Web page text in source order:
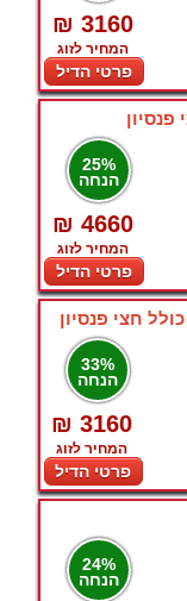
₪ 3160
המחיר לזוג
פרטי הדיל
25%
הנחה
₪ 4660
המחיר לזוג
פרטי הדיל
33%
הנחה
₪ 3160
המחיר לזוג
פרטי הדיל
24%
הנחה